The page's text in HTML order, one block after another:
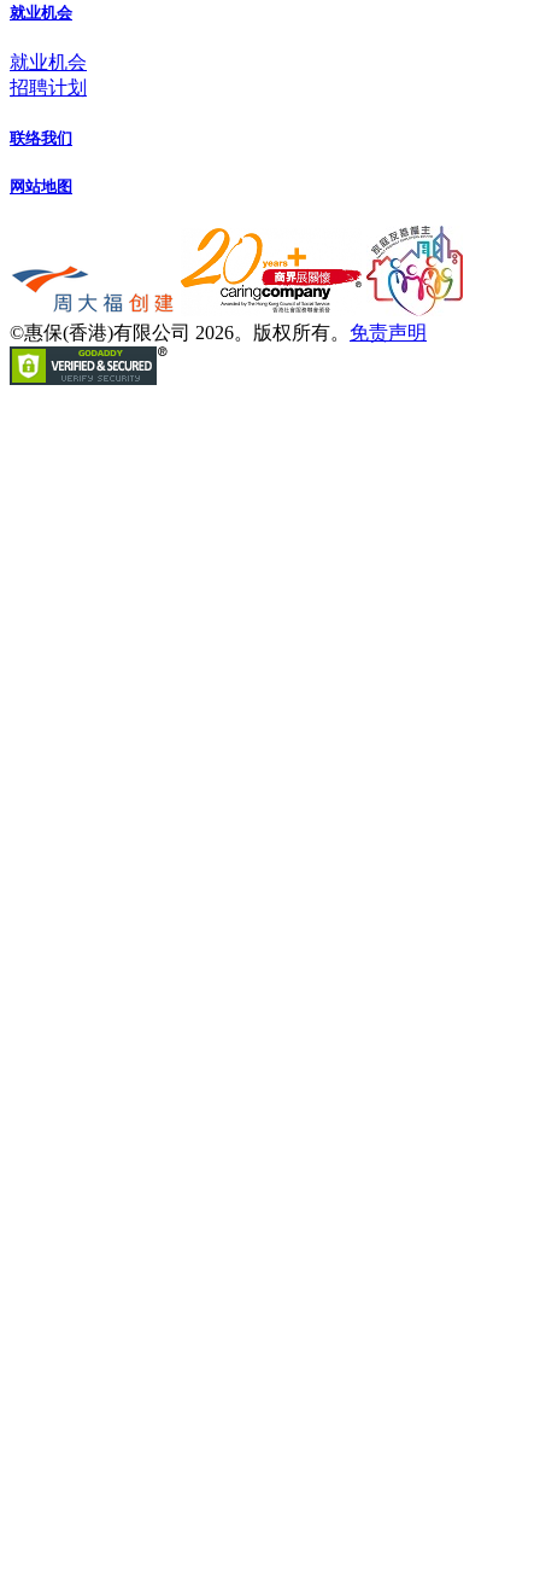
就业机会
就业机会
招聘计划
联络我们
网站地图
©惠保(香港)有限公司 2026。版权所有。 免责声明